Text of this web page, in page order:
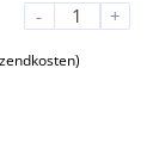
-
+